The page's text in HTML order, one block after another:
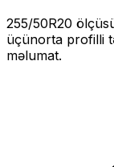
255/50R20
üçünorta profilli
məlumat.